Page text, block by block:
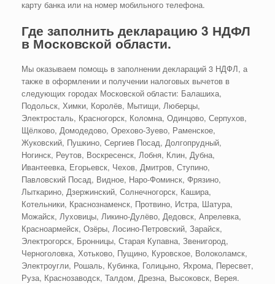
карту банка или на номер мобильного телефона.
Где заполнить декларацию 3 НДФЛ
в Московской области.
Мы оказываем помощь в заполнении деклараций 3 НДФЛ, а
также в оформлении и получении налоговых вычетов в
следующих городах Московской области: Балашиха,
Подольск, Химки, Королёв, Мытищи, Люберцы,
Электросталь, Красногорск, Коломна, Одинцово, Серпухов,
Щёлково, Домодедово, Орехово-Зуево, Раменское,
Жуковский, Пушкино, Сергиев Посад, Долгопрудный,
Ногинск, Реутов, Воскресенск, Лобня, Клин, Дубна,
Ивантеевка, Егорьевск, Чехов, Дмитров, Ступино,
Павловский Посад, Видное, Наро-Фоминск, Фрязино,
Лыткарино, Дзержинский, Солнечногорск, Кашира,
Котельники, Краснознаменск, Протвино, Истра, Шатура,
Можайск, Луховицы, Ликино-Дулёво, Дедовск, Апрелевка,
Красноармейск, Озёры, Лосино-Петровский, Зарайск,
Электрогорск, Бронницы, Старая Купавна, Звенигород,
Черноголовка, Хотьково, Пущино, Куровское, Волоколамск,
Электроугли, Рошаль, Кубинка, Голицыно, Яхрома, Пересвет,
Руза, Краснозаводск, Талдом, Дрезна, Высоковск, Верея.